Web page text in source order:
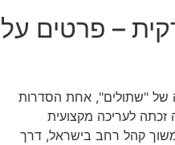
– פרטים על
של "שתולים", אחת הסדרות
זכתה לעריכה מקצועית
קהל רחב בישראל, דרך